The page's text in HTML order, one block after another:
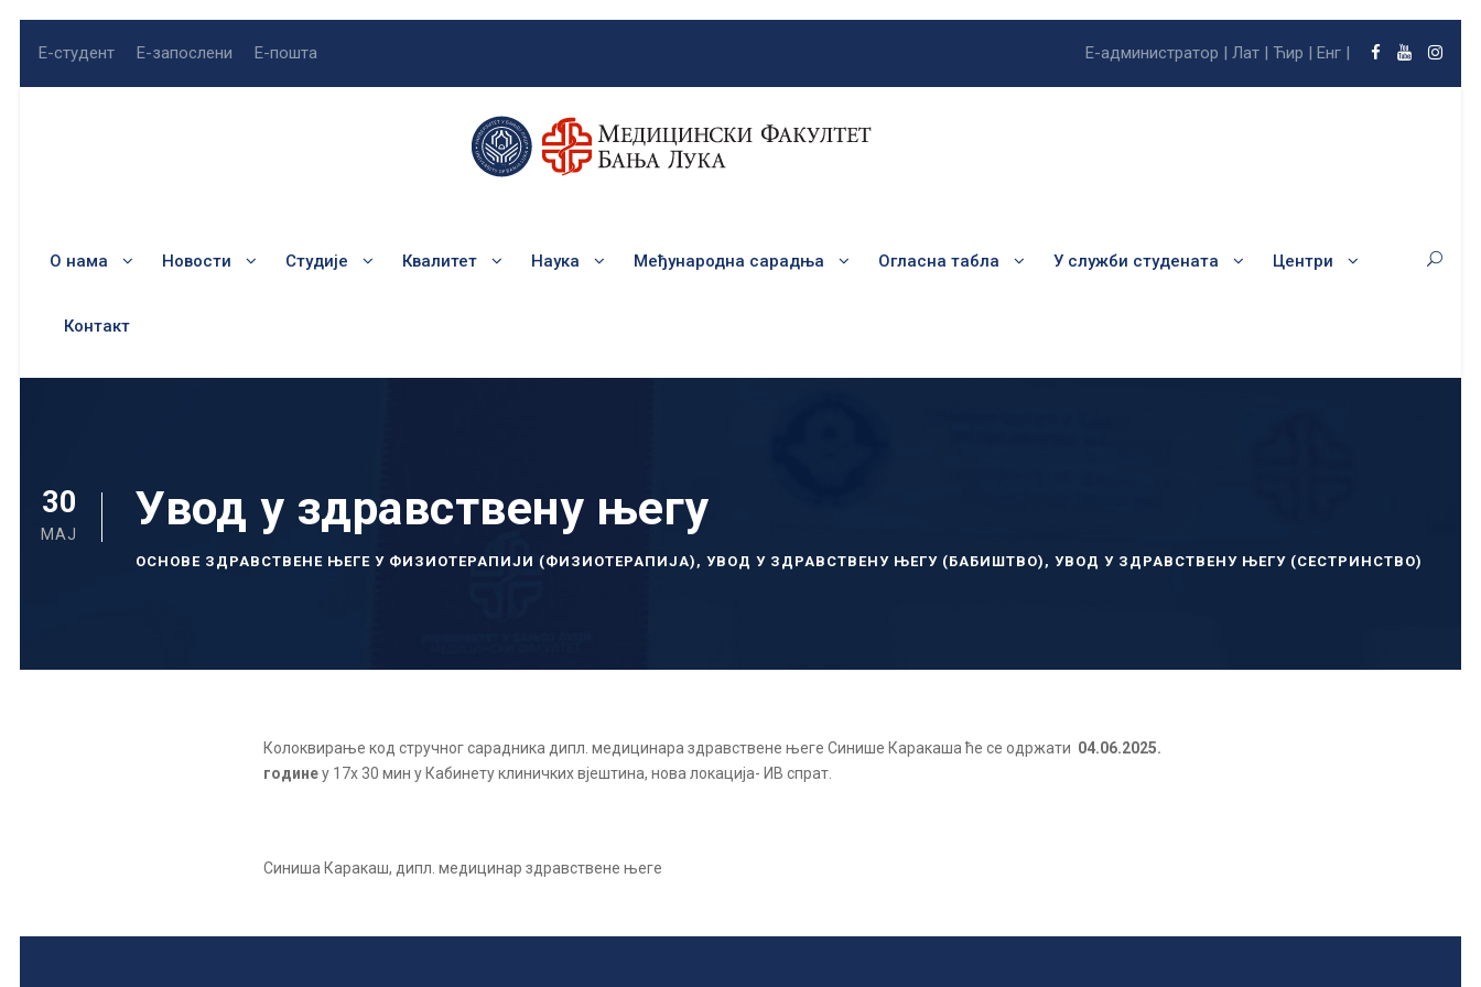
Е-студент Е-запослени Е-пошта Е-администратор | Лат | Ћир | Енг |
О нама Новости Студије Квалитет Наука Међународна сарадња Огласна табла У служби студената Центри
Контакт
30
МАЈ Увод у здравствену његу
ОСНОВЕ ЗДРАВСТВЕНЕ ЊЕГЕ У ФИЗИОТЕРАПИЈИ (ФИЗИОТЕРАПИЈА) , УВОД У ЗДРАВСТВЕНУ ЊЕГУ (БАБИШТВО) , УВОД У ЗДРАВСТВЕНУ ЊЕГУ (СЕСТРИНСТВО)
Колоквирање код стручног сарадника дипл. медицинара здравствене његе Синише Каракаша ће се одржати 04.06.2025.
годинеу 17х 30 мин у Кабинету клиничких вјештина, нова локација- ИВ спрат.
Синиша Каракаш, дипл. медицинар здравствене његе